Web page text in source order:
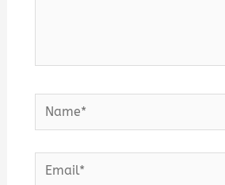
Name*
Email*